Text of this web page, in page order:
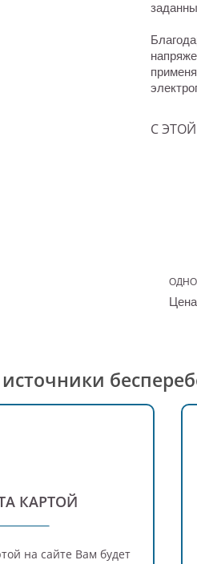
С
источники
КАРТОЙ
на сайте Вам будет